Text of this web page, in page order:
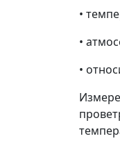
•
•
•